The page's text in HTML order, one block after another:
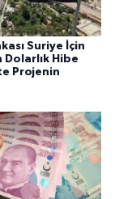
Suriye İçin
Dolarlık Hibe
Projenin